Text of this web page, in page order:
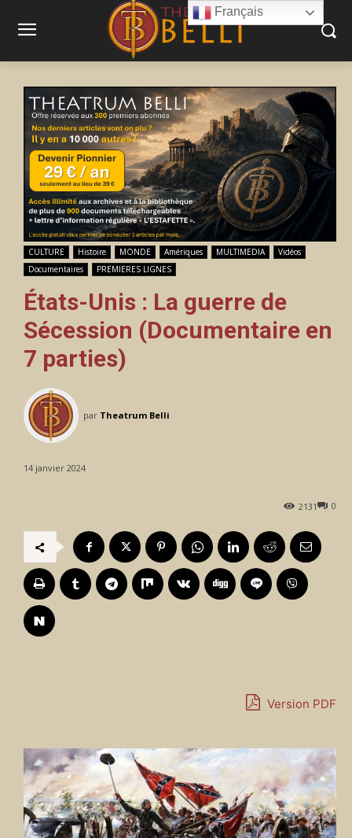
CULTURE Histoire MONDE Amériques MULTIMEDIA
Vidéos
Documentaires
PREMIERES LIGNES
États-Unis : La guerre de
Sécession (Documentaire en
7 parties)
par Theatrum Belli
14 janvier 2024
0
2131
Version PDF
Français